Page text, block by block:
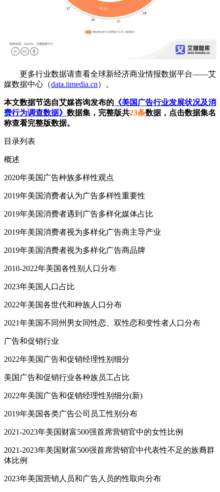
更多行业数据请查看全球新经济商业情报数据平台——艾
媒数据中心（data.iimedia.cn）。
本文数据节选自艾媒咨询发布的 《美国广告行业发展状况及消
费行为调查数据》 数据集，完整版共23条数据，点击数据集名
称查看完整版数据。
目录列表
概述
2020年美国广告种族多样性观点
2019年美国消费者认为广告多样性重要性
2019年美国消费者遇到广告多样化媒体占比
2019年美国消费者视为多样化广告商主导产业
2019年美国消费者视为多样化广告商品牌
2010-2022年美国各性别人口分布
2023年美国人口占比
2022年美国各世代和种族人口分布
2021年美国不同州男女同性恋、双性恋和变性者人口分布
广告和促销行业
2022年美国广告和促销经理性别细分
美国广告和促销行业各种族员工占比
2022年美国广告和促销经理性别细分(新)
2019年美国各类广告公司员工性别分布
2021-2023年美国财富500强首席营销官中的女性比例
2021-2023年美国财富500强首席营销官中代表性不足的族裔群
体比例
2023年美国营销人员和广告人员的性取向分布